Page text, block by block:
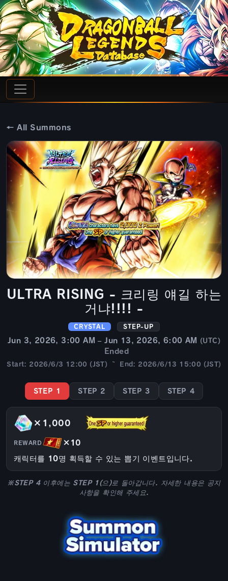
← All Summons
ULTRA RISING - 크리링 얘길 하는
거냐!!!! -
CRYSTAL STEP-UP
Jun 3, 2026, 3:00 AM – Jun 13, 2026, 6:00 AM (UTC)
Ended
Start: 2026/6/3 12:00 (JST) ~ End: 2026/6/13 15:00 (JST)
STEP 1 STEP 2 STEP 3 STEP 4
×1,000
캐릭터를 10명 획득할 수 있는 뽑기 이벤트입니다.
REWARD ×10
※STEP 4 이후에는 STEP 1(으)로 돌아갑니다. 자세한 내용은 공지
사항을 확인해 주세요.